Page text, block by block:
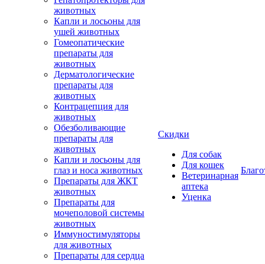
животных
Капли и лосьоны для
ушей животных
Гомеопатические
препараты для
животных
Дерматологические
препараты для
животных
Контрацепция для
животных
Обезболивающие
препараты для
животных
Капли и лосьоны для
глаз и носа животных
Препараты для ЖКТ
животных
Препараты для
мочеполовой системы
животных
Иммуностимуляторы
для животных
Препараты для сердца
Скидки
Для собак
Для кошек
Ветеринарная
аптека
Уценка